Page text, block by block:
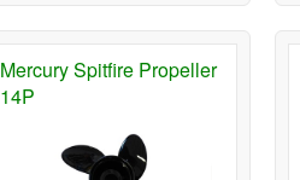
Mercury Spitfire Propeller
14P